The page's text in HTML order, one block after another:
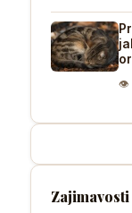
👁
Zajimavosti